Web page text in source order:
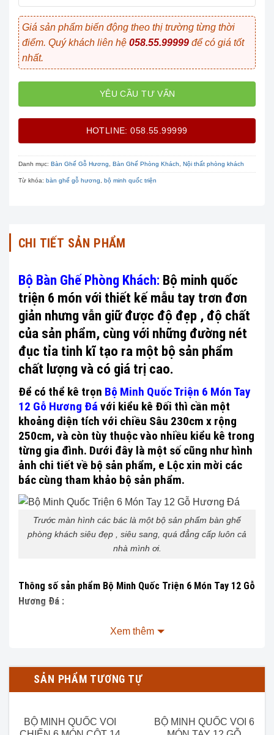
Giá sản phẩm biến động theo thị trường từng thời
điểm. Quý khách liên hệ 058.55.99999 để có giá tốt
nhất.
YÊU CẦU TƯ VẤN
HOTLINE: 058.55.99999
Danh mục: Bàn Ghế Gỗ Hương Bàn Ghế Phòng Khách Nội thất phòng khách
Từ khóa: bàn ghế gỗ hương bộ minh quốc triện
CHI TIẾT SẢN PHẨM
Bộ Bàn Ghế Phòng Khách: Bộ minh quốc
triện 6 món với thiết kế mẫu tay trơn đơn
giản nhưng vẫn giữ được độ đẹp , độ chất
của sản phẩm, cùng với những đường nét
đục tỉa tinh kĩ tạo ra một bộ sản phẩm
chất lượng và có giá trị cao.
Để có thể kê trọn Bộ Minh Quốc Triện 6 Món Tay
12 Gỗ Hương Đá với kiểu kê Đối thì cần một
khoảng diện tích với chiều Sâu 230cm x rộng
250cm, và còn tùy thuộc vào nhiều kiểu kê trong
từng gia đình. Dưới đây là một số cũng như hình
ảnh chi tiết về bộ sản phẩm, e Lộc xin mời các
bác cùng tham khảo bộ sản phẩm.
Trước màn hình các bác là một bộ sản phẩm bàn ghế
phòng khách siêu đẹp , siêu sang, quá đẳng cấp luôn cả
nhà mình ơi.
Thông số sản phẩm Bộ Minh Quốc Triện 6 Món Tay 12 Gỗ
Hương Đá :
Chất liệu:Gỗ Hương Đá 100%.
Phủ bì:D227cm x R74cm x
Xem thêm
SẢN PHẨM TƯƠNG TỰ
BỘ MINH QUỐC VOI
BỘ MINH QUỐC VOI 6